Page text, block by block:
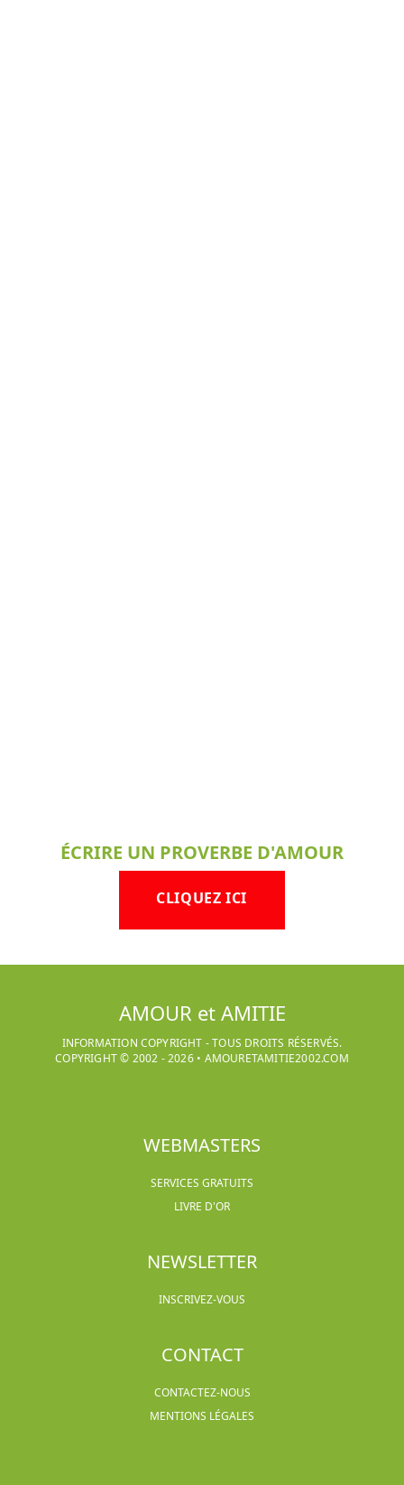
ÉCRIRE UN PROVERBE D'AMOUR
CLIQUEZ ICI
AMOUR et AMITIE
INFORMATION COPYRIGHT - TOUS DROITS RÉSERVÉS.
COPYRIGHT © 2002 -2026• AMOURETAMITIE2002.COM
WEBMASTERS
SERVICES GRATUITS
LIVRE D'OR
NEWSLETTER
INSCRIVEZ-VOUS
CONTACT
CONTACTEZ-NOUS
MENTIONS LÉGALES